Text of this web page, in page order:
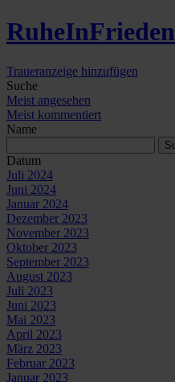
RuheInFrieden
Traueranzeige hinzufügen
Suche
Meist angesehen
Meist kommentiert
Name
Datum
Juli 2024
Juni 2024
Januar 2024
Dezember 2023
November 2023
Oktober 2023
September 2023
August 2023
Juli 2023
Juni 2023
Mai 2023
April 2023
März 2023
Februar 2023
Januar 2023